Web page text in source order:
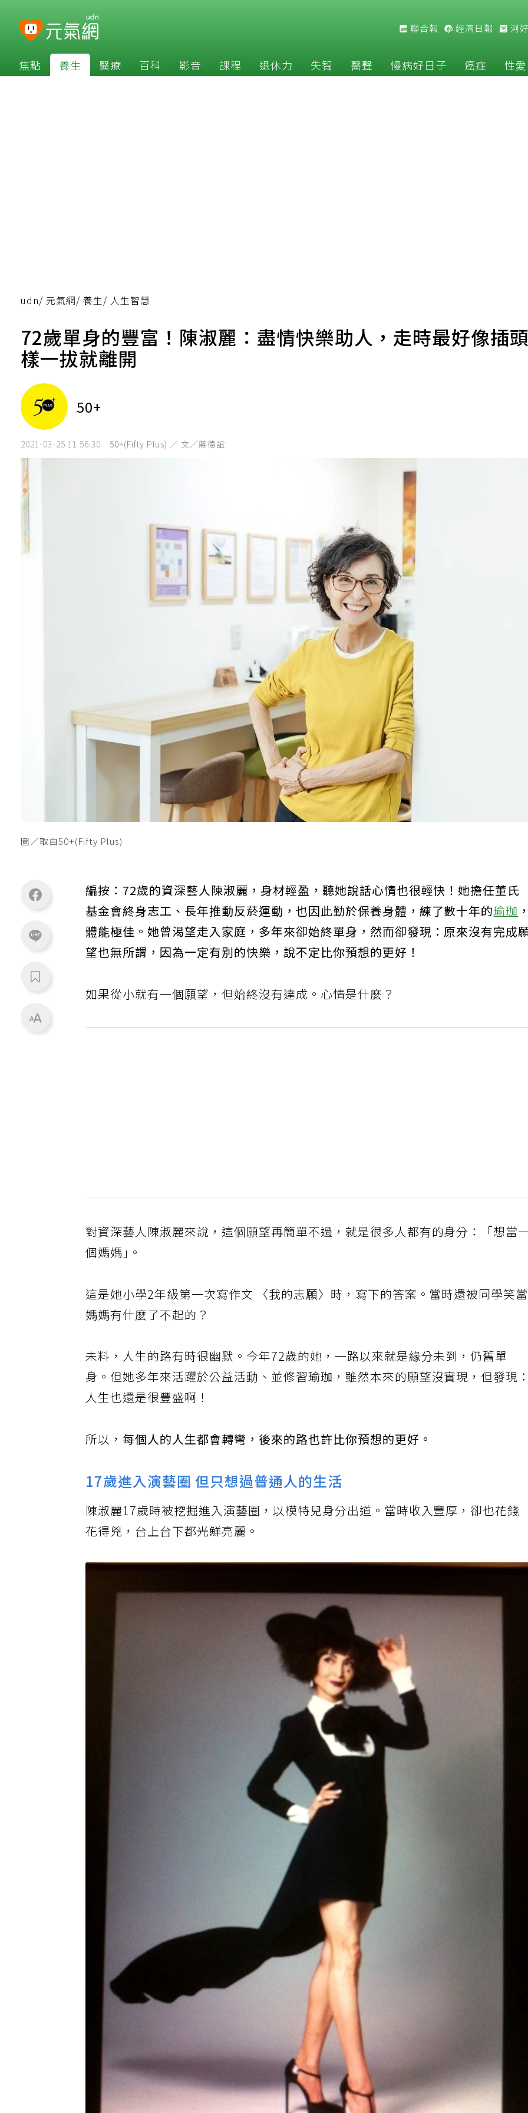
聯合報 經濟日報 河
焦點 養生 醫療 百科 影音 課程 退休力 失智 醫聲 慢病好日子 癌症 性愛
udn/ 元氣網/ 養生/ 人生智慧
72歲單身的豐富！陳淑麗：盡情快樂助人，走時最好像插
樣一拔就離開
50+
2021-03-25 11:56:30 50+(Fifty Plus) ／ 文／蔣德誼
圖／取自50+(Fifty Plus)
編按：72歲的資深藝人陳淑麗，身材輕盈，聽她說話心情也很輕快！她擔任董氏
基金會終身志工、長年推動反菸運動，也因此勤於保養身體，練了數十年的瑜珈
體能極佳。她曾渴望走入家庭，多年來卻始終單身，然而卻發現：原來沒有完成
望也無所謂，因為一定有別的快樂，說不定比你預想的更好！
如果從小就有一個願望，但始終沒有達成。心情是什麼？
對資深藝人陳淑麗來說，這個願望再簡單不過，就是很多人都有的身分：「想當
個媽媽｣。
這是她小學2年級第一次寫作文 〈我的志願〉時，寫下的答案。當時還被同學笑
媽媽有什麼了不起的？
未料，人生的路有時很幽默。今年72歲的她，一路以來就是緣分未到，仍舊單
身。但她多年來活躍於公益活動、並修習瑜珈，雖然本來的願望沒實現，但發現
人生也還是很豐盛啊！
所以， 每個人的人生都會轉彎，後來的路也許比你預想的更好。
17歲進入演藝圈 但只想過普通人的生活
陳淑麗17歲時被挖掘進入演藝圈，以模特兒身分出道。當時收入豐厚，卻也花錢
花得兇，台上台下都光鮮亮麗。